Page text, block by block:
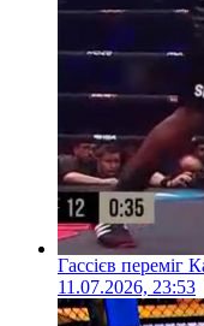
Гассієв переміг
11.07.2026, 23:53